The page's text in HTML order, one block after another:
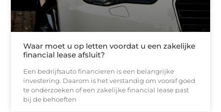
Waar moet u op letten voordat u een zakelijke
financial lease afsluit?
Een bedrijfsauto financieren is een belangrijke
investering. Daarom is het verstandig om vooraf goed
te onderzoeken of een zakelijke financial lease past
bij de behoeften